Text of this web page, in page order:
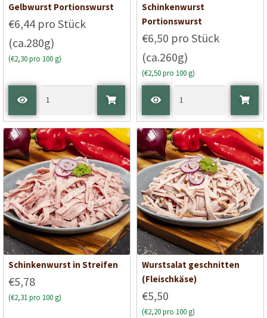
Gelbwurst Portionswurst
€6,44 pro Stück
(ca.280g)
(€2,30 pro 100 g)
Schinkenwurst
Portionswurst
€6,50 pro Stück
(ca.260g)
(€2,50 pro 100 g)
Schinkenwurst in Streifen
€5,78
(€2,31 pro 100 g)
Wurstsalat geschnitten
(Fleischkäse)
€5,50
(€2,20 pro 100 g)